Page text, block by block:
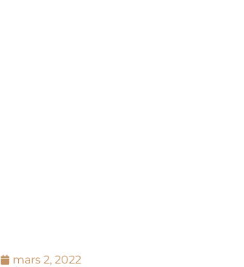
mars 2, 2022